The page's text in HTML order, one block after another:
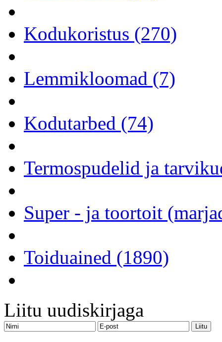
Kodukoristus (270)
Lemmikloomad (7)
Kodutarbed (74)
Termospudelid ja
Super - ja toortoit
Toiduained (1890)
Liitu uudiskirjaga